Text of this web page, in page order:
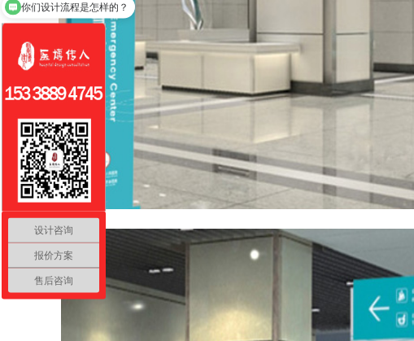
设计咨询
报价方案
售后咨询
你们是怎么收费的呢？